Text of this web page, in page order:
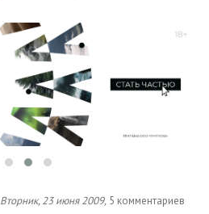
Вторник, 23 июня 2009, 5 комментариев